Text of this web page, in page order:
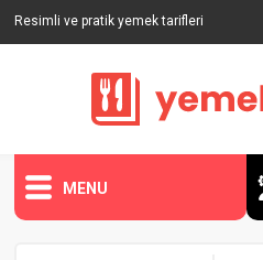
Resimli ve pratik yemek tarifleri
MENU